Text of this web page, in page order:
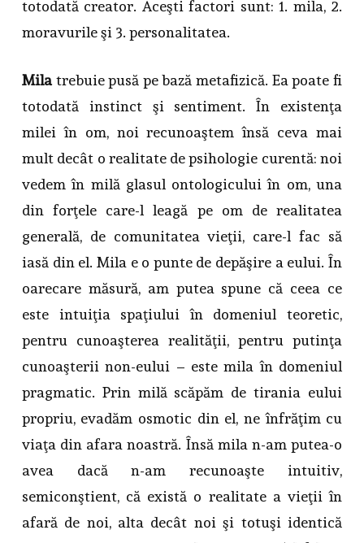
totodată creator. Aceşti factori sunt: 1. mila, 2.
moravurile şi 3. personalitatea.
Milatrebuie pusă pe bază metafizică. Ea poate fi
totodată instinct şi sentiment. În existenţa
milei în om, noi recunoaştem însă ceva mai
mult decât o realitate de psihologie curentă: noi
vedem în milă glasul ontologicului în om, una
din forţele care-l leagă pe om de realitatea
generală, de comunitatea vieţii, care-l fac să
iasă din el. Mila e o punte de depăşire a eului. În
oarecare măsură, am putea spune că ceea ce
este intuiţia spaţiului în domeniul teoretic,
pentru cunoaşterea realităţii, pentru putinţa
cunoaşterii non-eului – este mila în domeniul
pragmatic. Prin milă scăpăm de tirania eului
propriu, evadăm osmotic din el, ne înfrăţim cu
viaţa din afara noastră. Însă mila n-am putea-o
avea dacă n-am recunoaşte intuitiv,
semiconştient, că există o realitate a vieţii în
afară de noi, alta decât noi şi totuşi identică